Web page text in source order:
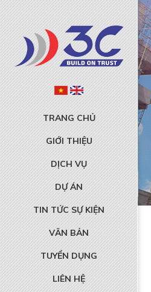
TRANG CHỦ
GIỚI THIỆU
DỊCH VỤ
DỰ ÁN
TIN TỨC SỰ KIỆN
VĂN BẢN
TUYỂN DỤNG
LIÊN HỆ